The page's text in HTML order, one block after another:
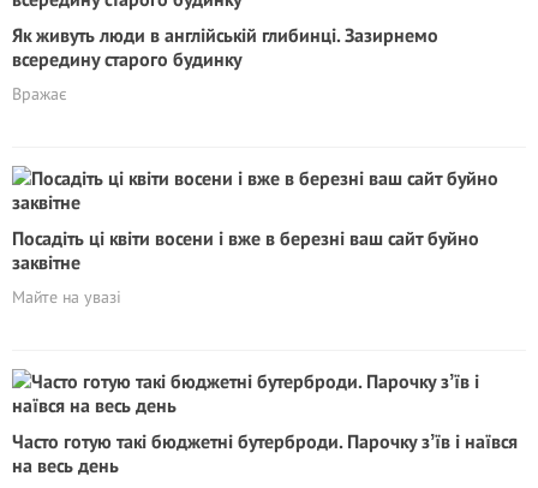
Як живуть люди в англійській глибинці. Зазирнемо
всередину старого будинку
Вражає
Посадіть ці квіти восени і вже в березні ваш сайт буйно
заквітне
Майте на увазі
Часто готую такі бюджетні бутерброди. Парочку зʼїв і наївся
на весь день